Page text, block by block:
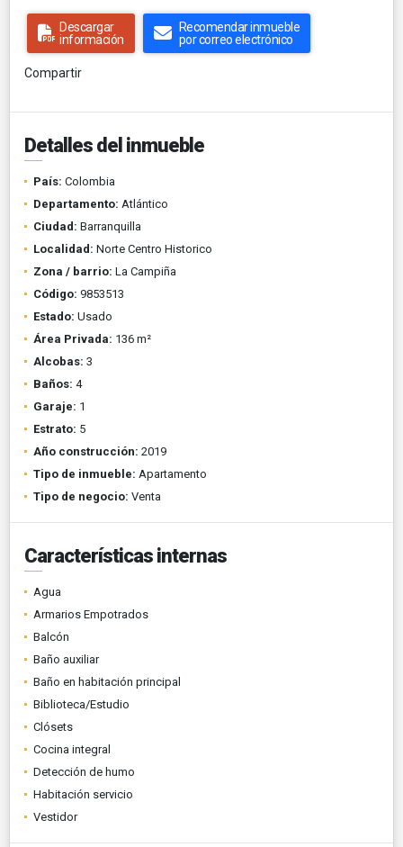
Descargar
información
Recomendar inmueble
por correo electrónico
Compartir
Detalles del inmueble
País: Colombia
Departamento: Atlántico
Ciudad: Barranquilla
Localidad: Norte Centro Historico
Zona / barrio: La Campiña
Código: 9853513
Estado: Usado
Área Privada: 136 m²
Alcobas: 3
Baños: 4
Garaje: 1
Estrato: 5
Año construcción: 2019
Tipo de inmueble: Apartamento
Tipo de negocio: Venta
Características internas
Agua
Armarios Empotrados
Balcón
Baño auxiliar
Baño en habitación principal
Biblioteca/Estudio
Clósets
Cocina integral
Detección de humo
Habitación servicio
Vestidor